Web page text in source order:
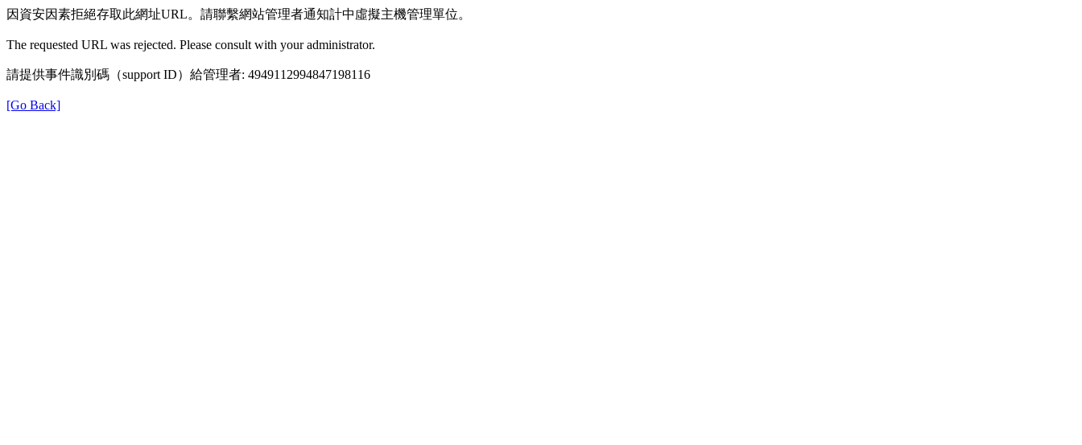
因資安因素拒絕存取此網址URL。請聯繫網站管理者通知計中虛擬主機管理單位。
The requested URL was rejected. Please consult with your administrator.
請提供事件識別碼（support ID）給管理者: 4949112994847198116
[Go Back]